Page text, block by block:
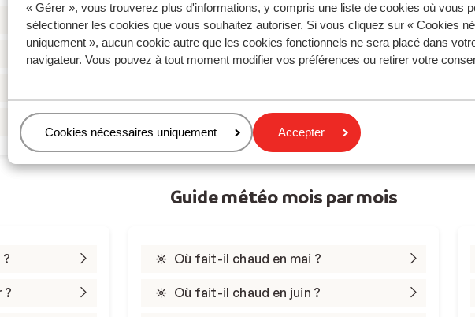
« Gérer », vous trouverez plus d'informations, y compris une liste de cookies où vous
sélectionner les cookies que vous souhaitez autoriser. Si vous cliquez sur « Cookies
uniquement », aucun cookie autre que les cookies fonctionnels ne sera placé dans
navigateur. Vous pouvez à tout moment modifier vos préférences ou retirer votre
Gérer
Cookies nécessaires uniquement Accepter
Partir en septembre
Partir en octobre
Partir en décembre
Guide météo mois par mois
?
Où fait-il chaud en mai ?
Où fait-il chaud en juin ?